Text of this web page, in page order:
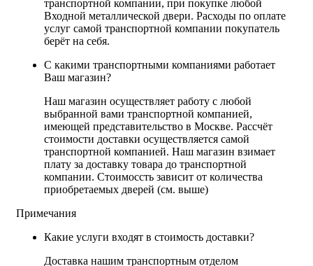
транспортной компании, при покупке любой
Входной металлической двери. Расходы по оплате
услуг самой транспортной компании покупатель
берёт на себя.
С какими транспортными компаниями работает
Ваш магазин?
Наш магазин осуществляет работу с любой
выбранной вами транспортной компанией,
имеющей представительство в Москве. Рассчёт
стоимости доставки осуществляется самой
транспортной компанией. Наш магазин взимает
плату за доставку товара до транспортной
компании. Стоимоссть зависит от количества
приобретаемых дверей (см. выше)
Примечания
Какие услуги входят в стоимость доставки?
Доставка нашим транспортным отделом